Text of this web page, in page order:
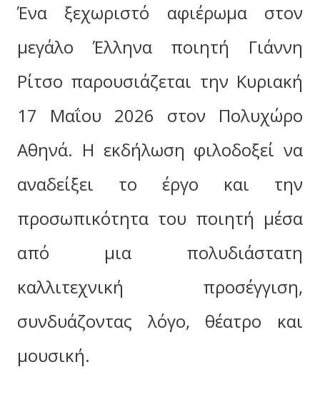
Ένα ξεχωριστό αφιέρωμα στον
μεγάλο Έλληνα ποιητή Γιάννη
Ρίτσο παρουσιάζεται την Κυριακή
17 Μαΐου 2026 στον Πολυχώρο
Αθηνά. Η εκδήλωση φιλοδοξεί να
αναδείξει το έργο και την
προσωπικότητα του ποιητή μέσα
από μια πολυδιάστατη
καλλιτεχνική προσέγγιση,
συνδυάζοντας λόγο, θέατρο και
μουσική.